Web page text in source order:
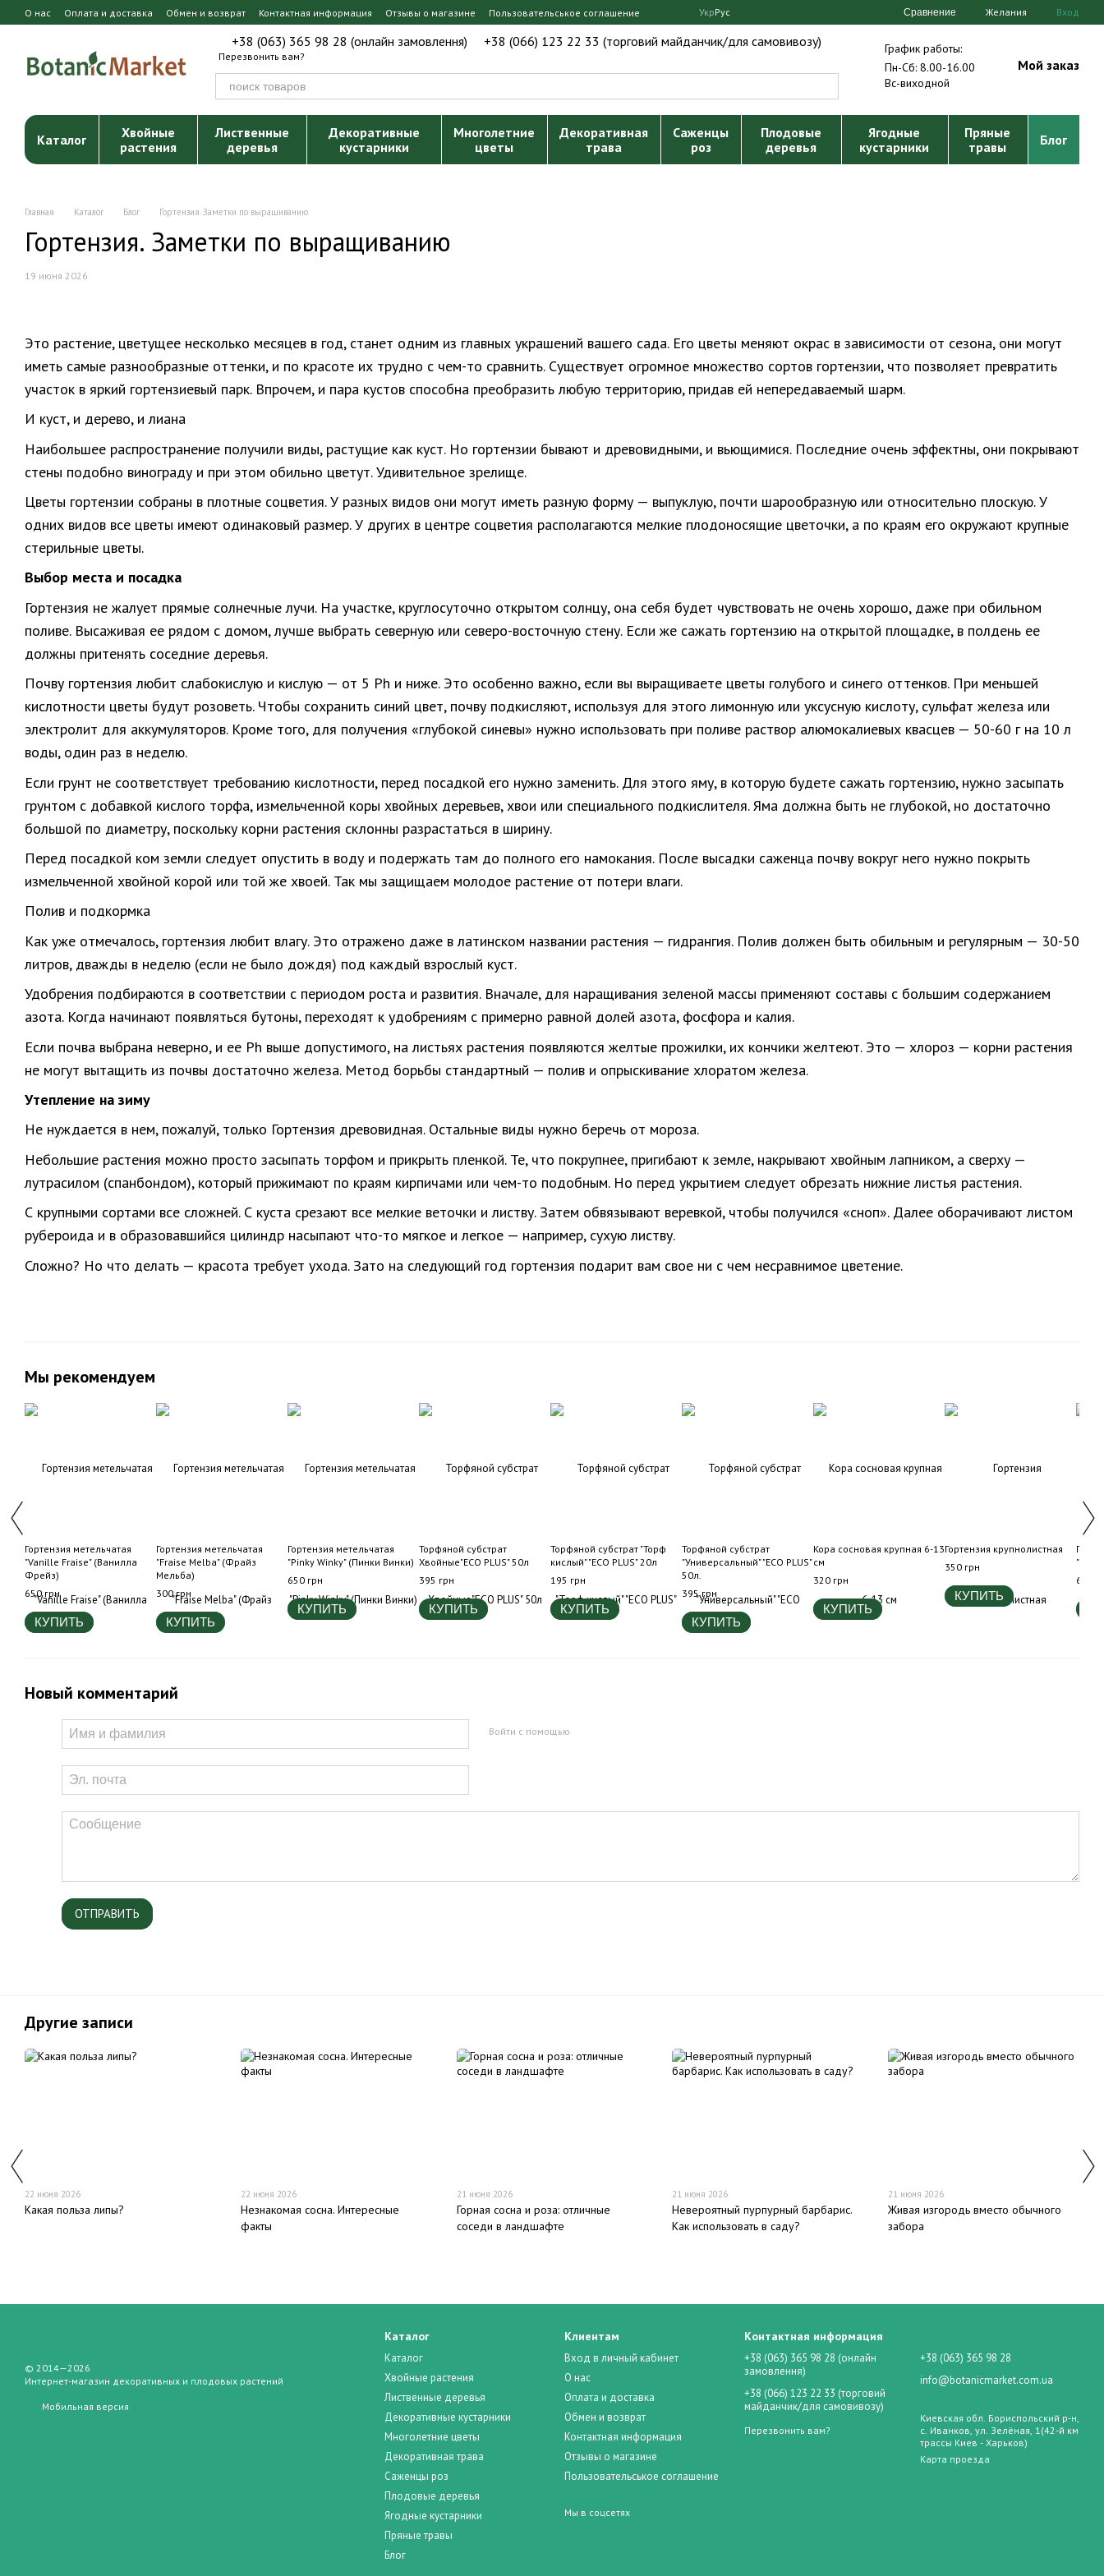
Перейти к основному контенту
О нас Оплата и доставка Обмен и возврат Контактная информация Отзывы о магазине Пользовательськое соглашение УкрРус Сравнение Желания Вход
+38 (063) 365 98 28 (онлайн замовлення) +38 (066) 123 22 33 (торговий майданчик/для самовивозу)
Перезвонить вам?
График работы:
Пн-Сб: 8.00-16.00
Вс-виходной
Мой заказ
Каталог
Хвойные
растения
Лиственные
деревья
Декоративные
кустарники
Многолетние
цветы
Декоративная
трава
Саженцы
роз
Плодовые
деревья
Ягодные
кустарники
Пряные
травы
Блог
Главная Каталог Блог Гортензия. Заметки по выращиванию
Гортензия. Заметки по выращиванию
19 июня 2026
Это растение, цветущее несколько месяцев в год, станет одним из главных украшений вашего сада. Его цветы меняют окрас в зависимости от сезона, они могут
иметь самые разнообразные оттенки, и по красоте их трудно с чем-то сравнить. Существует огромное множество сортов гортензии, что позволяет превратить
участок в яркий гортензиевый парк. Впрочем, и пара кустов способна преобразить любую территорию, придав ей непередаваемый шарм.
И куст, и дерево, и лиана
Наибольшее распространение получили виды, растущие как куст. Но гортензии бывают и древовидными, и вьющимися. Последние очень эффектны, они покрывают
стены подобно винограду и при этом обильно цветут. Удивительное зрелище.
Цветы гортензии собраны в плотные соцветия. У разных видов они могут иметь разную форму — выпуклую, почти шарообразную или относительно плоскую. У
одних видов все цветы имеют одинаковый размер. У других в центре соцветия располагаются мелкие плодоносящие цветочки, а по краям его окружают крупные
стерильные цветы.
Выбор места и посадка
Гортензия не жалует прямые солнечные лучи. На участке, круглосуточно открытом солнцу, она себя будет чувствовать не очень хорошо, даже при обильном
поливе. Высаживая ее рядом с домом, лучше выбрать северную или северо-восточную стену. Если же сажать гортензию на открытой площадке, в полдень ее
должны притенять соседние деревья.
Почву гортензия любит слабокислую и кислую — от 5 Ph и ниже. Это особенно важно, если вы выращиваете цветы голубого и синего оттенков. При меньшей
кислотности цветы будут розоветь. Чтобы сохранить синий цвет, почву подкисляют, используя для этого лимонную или уксусную кислоту, сульфат железа или
электролит для аккумуляторов. Кроме того, для получения «глубокой синевы» нужно использовать при поливе раствор алюмокалиевых квасцев — 50-60 г на 10 л
воды, один раз в неделю.
Если грунт не соответствует требованию кислотности, перед посадкой его нужно заменить. Для этого яму, в которую будете сажать гортензию, нужно засыпать
грунтом с добавкой кислого торфа, измельченной коры хвойных деревьев, хвои или специального подкислителя. Яма должна быть не глубокой, но достаточно
большой по диаметру, поскольку корни растения склонны разрастаться в ширину.
Перед посадкой ком земли следует опустить в воду и подержать там до полного его намокания. После высадки саженца почву вокруг него нужно покрыть
измельченной хвойной корой или той же хвоей. Так мы защищаем молодое растение от потери влаги.
Полив и подкормка
Как уже отмечалось, гортензия любит влагу. Это отражено даже в латинском названии растения — гидрангия. Полив должен быть обильным и регулярным — 30-50
литров, дважды в неделю (если не было дождя) под каждый взрослый куст.
Удобрения подбираются в соответствии с периодом роста и развития. Вначале, для наращивания зеленой массы применяют составы с большим содержанием
азота. Когда начинают появляться бутоны, переходят к удобрениям с примерно равной долей азота, фосфора и калия.
Если почва выбрана неверно, и ее Ph выше допустимого, на листьях растения появляются желтые прожилки, их кончики желтеют. Это — хлороз — корни растения
не могут вытащить из почвы достаточно железа. Метод борьбы стандартный — полив и опрыскивание хлоратом железа.
Утепление на зиму
Не нуждается в нем, пожалуй, только Гортензия древовидная. Остальные виды нужно беречь от мороза.
Небольшие растения можно просто засыпать торфом и прикрыть пленкой. Те, что покрупнее, пригибают к земле, накрывают хвойным лапником, а сверху —
лутрасилом (спанбондом), который прижимают по краям кирпичами или чем-то подобным. Но перед укрытием следует обрезать нижние листья растения.
С крупными сортами все сложней. С куста срезают все мелкие веточки и листву. Затем обвязывают веревкой, чтобы получился «сноп». Далее оборачивают листом
рубероида и в образовавшийся цилиндр насыпают что-то мягкое и легкое — например, сухую листву.
Сложно? Но что делать — красота требует ухода. Зато на следующий год гортензия подарит вам свое ни с чем несравнимое цветение.
Мы рекомендуем
Гортензия метельчатая
"Vanille Fraise" (Ванилла
Фрейз)
650 грн
КУПИТЬ
Гортензия метельчатая
"Fraise Melba" (Фрайз
Мельба)
300 грн
КУПИТЬ
Гортензия метельчатая
"Pinky Winky" (Пинки Винки)
650 грн
КУПИТЬ
Торфяной субстрат
Хвойные"ECO PLUS" 50л
395 грн
КУПИТЬ
Торфяной субстрат "Торф
кислый" "ECO PLUS" 20л
195 грн
КУПИТЬ
Торфяной субстрат
"Универсальный" "ECO PLUS"
50л.
395 грн
КУПИТЬ
Кора сосновая крупная 6-13
см
320 грн
КУПИТЬ
Гортензия крупнолистная
350 грн
КУПИТЬ
650
Новый комментарий
Войти с помощью
ОТПРАВИТЬ
Другие записи
22 июня 2026
Какая польза липы?
22 июня 2026
Незнакомая сосна. Интересные
факты
21 июня 2026
Горная сосна и роза: отличные
соседи в ландшафте
21 июня 2026
Невероятный пурпурный барбарис.
Как использовать в саду?
21 июня 2026
Живая изгородь вместо обычного
забора
© 2014—2026
Интернет-магазин декоративных и плодовых растений
Мобильная версия
Каталог
Каталог
Хвойные растения
Лиственные деревья
Декоративные кустарники
Многолетние цветы
Декоративная трава
Саженцы роз
Плодовые деревья
Ягодные кустарники
Пряные травы
Блог
Клиентам
Вход в личный кабинет
О нас
Оплата и доставка
Обмен и возврат
Контактная информация
Отзывы о магазине
Пользовательськое соглашение
Мы в соцсетях
Контактная информация
+38 (063) 365 98 28 (онлайн
замовлення)
+38 (066) 123 22 33 (торговий
майданчик/для самовивозу)
Перезвонить вам?
+38 (063) 365 98 28
info@botanicmarket.com.ua
Киевская обл. Бориспольский р-н,
с. Иванков, ул. Зелёная, 1(42-й км
трассы Киев - Харьков)
Карта проезда